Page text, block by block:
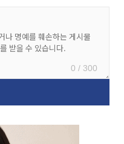
0 / 300